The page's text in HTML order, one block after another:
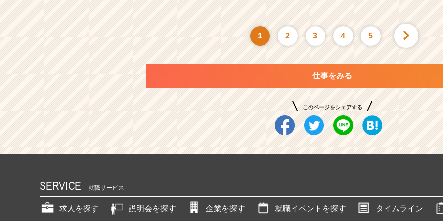
1 2 3 4 5
仕事をみる
このページをシェアする
SERVICE 就職サービス
求人を探す 説明会を探す 企業を探す 就職イベントを探す タイムライン